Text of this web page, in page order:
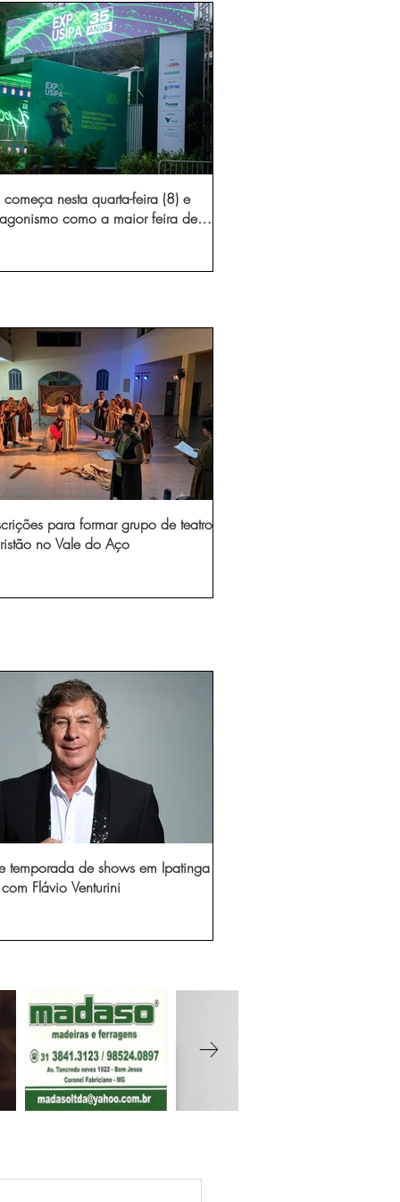
por ano pelas vias de Timóteo
nesta quarta-feira (8) e
como a maior feira de
para formar grupo de teatro
no Vale do Aço
temporada de shows em Ipatinga
com Flávio Venturini